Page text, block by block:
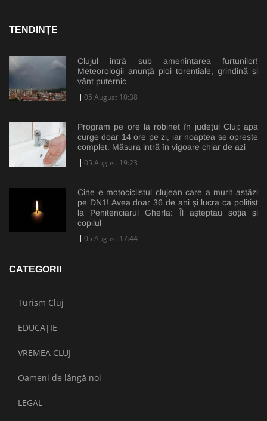
TENDINȚE
Clujul intră sub amenințarea furtunilor!
Meteorologii anunță ploi torențiale, grindină și
vânt puternic
05 August 10:38
Program pe ore la robinet în județul Cluj: apa
curge doar 14 ore pe zi, iar noaptea se oprește
complet. Măsura intră în vigoare chiar de azi
05 August 19:23
Cine e motociclistul clujean care a murit astăzi
pe DN1! Avea doar 36 de ani și lucra ca polițist
la Penitenciarul Gherla: Îl așteptau soția și
copilul
05 August 17:44
CATEGORII
Turism Cluj
EDUCAȚIE
VREMEA CLUJ
Oameni de lângă noi
LEGAL